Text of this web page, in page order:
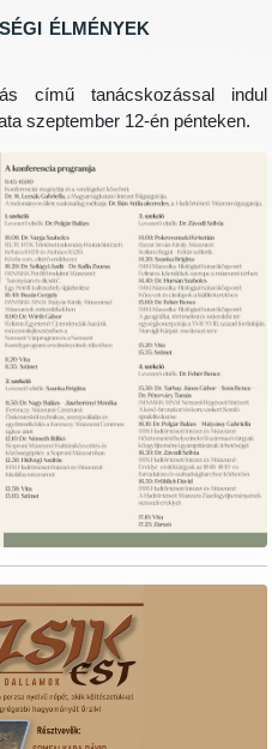
élmények
című tanácskozással indul
szeptember 12-én pénteken.